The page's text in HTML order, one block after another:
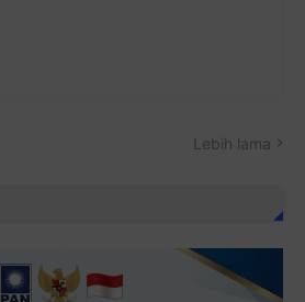
Lebih lama